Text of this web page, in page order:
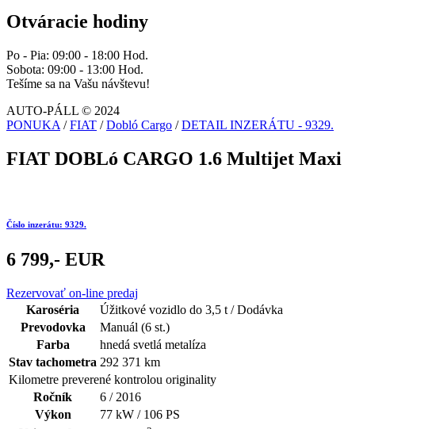
Otváracie hodiny
Po - Pia: 09:00 - 18:00 Hod.
Sobota: 09:00 - 13:00 Hod.
Tešíme sa na Vašu návštevu!
AUTO-PÁLL © 2024
PONUKA / FIAT / Dobló Cargo / DETAIL INZERÁTU - 9329.
FIAT DOBLó CARGO 1.6 Multijet Maxi
Číslo inzerátu: 9329.
6 799,- EUR
Rezervovať on-line predaj
Karoséria
Úžitkové vozidlo do 3,5 t / Dodávka
Prevodovka
Manuál (6 st.)
Farba
hnedá svetlá metalíza
Stav tachometra 292 371 km
Kilometre preverené kontrolou originality
Ročník
6 / 2016
Výkon
77 kW / 106 PS